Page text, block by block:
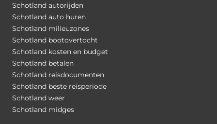
Schotland autorijden
Schotland auto huren
Schotland milieuzones
Schotland bootovertocht
Schotland kosten en budget
Schotland betalen
Schotland reisdocumenten
Schotland beste reisperiode
Schotland weer
Schotland midges